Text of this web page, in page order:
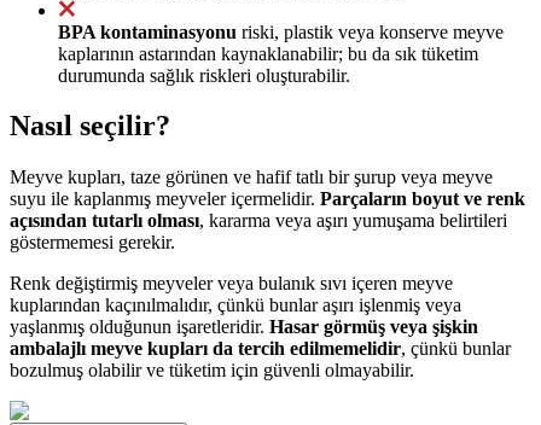
BPA kontaminasyonu riski, plastik veya konserve meyve
kaplarının astarından kaynaklanabilir; bu da sık tüketim
durumunda sağlık riskleri oluşturabilir.
Nasıl seçilir?
Meyve kupları, taze görünen ve hafif tatlı bir şurup veya meyve
suyu ile kaplanmış meyveler içermelidir. Parçaların boyut ve renk
açısından tutarlı olması, kararma veya aşırı yumuşama belirtileri
göstermemesi gerekir.
Renk değiştirmiş meyveler veya bulanık sıvı içeren meyve
kuplarından kaçınılmalıdır, çünkü bunlar aşırı işlenmiş veya
yaşlanmış olduğunun işaretleridir. Hasar görmüş veya şişkin
ambalajlı meyve kupları da tercih edilmemelidir, çünkü bunlar
bozulmuş olabilir ve tüketim için güvenli olmayabilir.